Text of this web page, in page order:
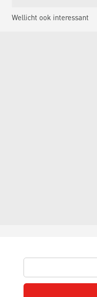
Wellicht ook interessant